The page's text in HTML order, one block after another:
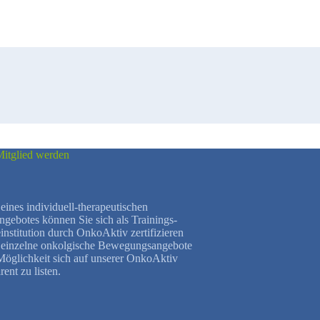
werden
individuell-therapeutischen
können Sie sich als Trainings-
durch OnkoAktiv zertifizieren
onkolgische Bewegungsangebote
sich auf unserer OnkoAktiv
zu listen.